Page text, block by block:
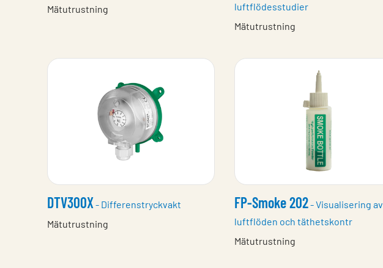
Mätutrustning
luftflödesstudier
Mätutrustning
DTV300X- Differenstryckvakt
Mätutrustning
FP-Smoke 202- Visualisering av
luftflöden och täthetskontr
Mätutrustning